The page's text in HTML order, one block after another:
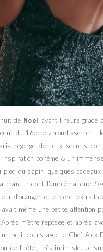
de Noël avant l’heure grâce à
du 16ème arrondissement,
regorge de lieux secrets
bohème & un
du sapin, quelques cadeaux
dont l’emblématique
d’oranger, ou encore l’extrait
même une petite attention
m’être reposée et après
petit cours avec le Chef Alex
de l’hôtel, très intimiste. Je